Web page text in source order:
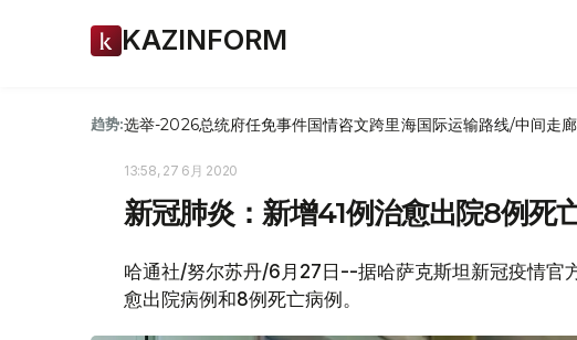
KAZINFORM
趋势:选举-2026总统府任免事件国情咨文跨里海国际运输路线/中间走廊
13:58, 27 6月 2020
新冠肺炎：新增41例治愈出院8例死
哈通社/努尔苏丹/6月27日--据哈萨克斯坦新冠疫情官
愈出院病例和8例死亡病例。